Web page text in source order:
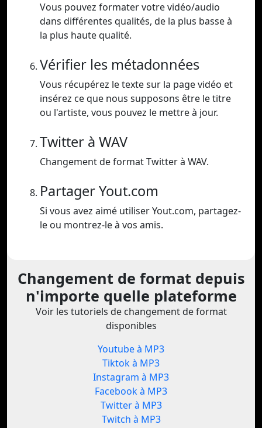
Vous pouvez formater votre vidéo/audio
dans différentes qualités, de la plus basse à
la plus haute qualité.
Vérifier les métadonnées
Vous récupérez le texte sur la page vidéo et
insérez ce que nous supposons être le titre
ou l'artiste, vous pouvez le mettre à jour.
Twitter à WAV
Changement de format Twitter à WAV.
Partager Yout.com
Si vous avez aimé utiliser Yout.com, partagez-
le ou montrez-le à vos amis.
Changement de format depuis
n'importe quelle plateforme
Voir les tutoriels de changement de format
disponibles
Youtube à MP3
Tiktok à MP3
Instagram à MP3
Facebook à MP3
Twitter à MP3
Twitch à MP3